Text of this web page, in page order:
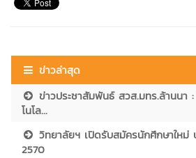
ข่าวล่าสุด
ข่าวประชาสัมพันธ์ สวส.มทร.ล้านนา
โนโล...
วิทยาลัยฯ เปิดรับสมัครนักศึกษาใหม่
2570